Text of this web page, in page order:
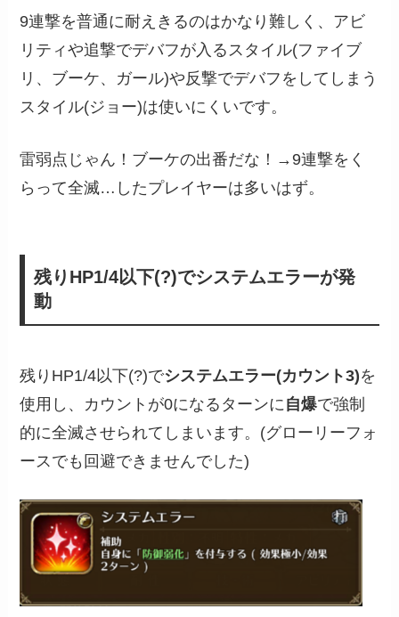
9連撃を普通に耐えきるのはかなり難しく、アビ
リティや追撃でデバフが入るスタイル(ファイブ
リ、ブーケ、ガール)や反撃でデバフをしてしまう
スタイル(ジョー)は使いにくいです。
雷弱点じゃん！ブーケの出番だな！→9連撃をく
らって全滅…したプレイヤーは多いはず。
残りHP1/4以下(?)でシステムエラーが発
動
残りHP1/4以下(?)でシステムエラー(カウント3)を
使用し、カウントが0になるターンに 自爆で強制
的に全滅させられてしまいます。(グローリーフォ
ースでも回避できませんでした)